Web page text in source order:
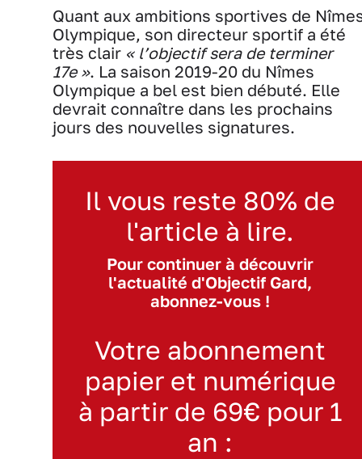
Quant aux ambitions sportives de
Olympique, son directeur sportif a été
très clair « l’objectif sera de terminer
17e». La saison 2019-20 du Nîmes
Olympique a bel est bien débuté. Elle
devrait connaître dans les prochains
jours des nouvelles signatures.
Il vous reste 80% de
l'article à lire.
Pour continuer à découvrir
l'actualité d'Objectif Gard,
abonnez-vous !
Votre abonnement
papier et numérique
à partir de 69€ pour 1
an :